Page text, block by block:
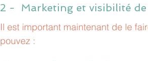
2 -  Marketing et visibilité
Il est important maintenant de le
pouvez :